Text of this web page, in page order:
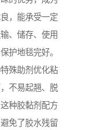
，能承受一定
、储存、使用
护地毯完好。
殊助剂优化粘
不易起翘、脱
种胶黏剂配方
免了胶水残留